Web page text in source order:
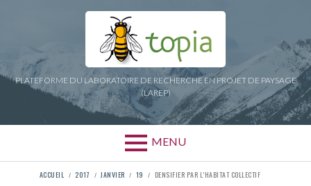
PLATEFORME DU LABORATOIRE DE RECHERCHE EN PROJET DE PAYSAGE
(LAREP)
MENU
FILACCUEIL 2017 JANVIER 19 DENSIFIER PAR L’HABITAT COLLECTIF